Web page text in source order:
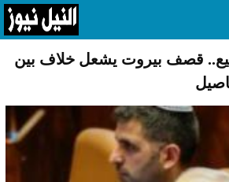
قصف بيروت يشعل خلاف بين